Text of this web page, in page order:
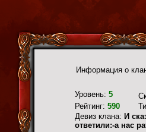
Информация о
Уровень: 5
Рейтинг: 590
Девиз клана: И
ответили:-а нас